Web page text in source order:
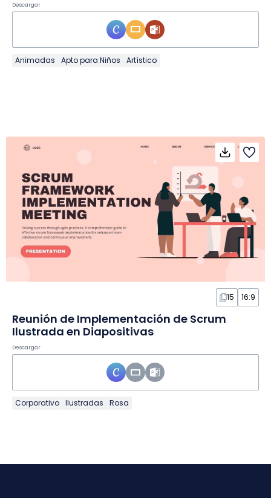
Descargar
Animadas Apto para Niños Artístico
15 16:9
Reunión de Implementación de Scrum
Ilustrada en Diapositivas
Descargar
Corporativo Ilustradas Rosa